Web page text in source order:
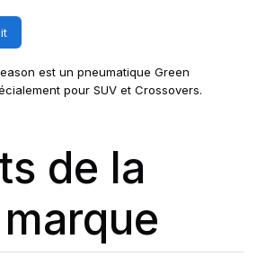
est un pneumatique Green
pour SUV et Crossovers.
de la